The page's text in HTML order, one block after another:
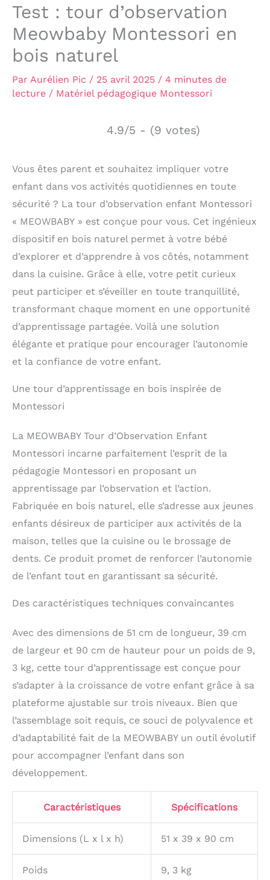
Test : tour d’observation
Meowbaby Montessori en
bois naturel
Par Aurélien Pic / 25 avril 2025 / 4 minutes de
lecture / Matériel pédagogique Montessori
4.9/5 - (9 votes)
Vous êtes parent et souhaitez impliquer votre
enfant dans vos activités quotidiennes en toute
sécurité ? La tour d’observation enfant Montessori
« MEOWBABY » est conçue pour vous. Cet ingénieux
dispositif en bois naturel permet à votre bébé
d’explorer et d’apprendre à vos côtés, notamment
dans la cuisine. Grâce à elle, votre petit curieux
peut participer et s’éveiller en toute tranquillité,
transformant chaque moment en une opportunité
d’apprentissage partagée. Voilà une solution
élégante et pratique pour encourager l’autonomie
et la confiance de votre enfant.
Une tour d’apprentissage en bois inspirée de
Montessori
La MEOWBABY Tour d’Observation Enfant
Montessori incarne parfaitement l’esprit de la
pédagogie Montessori en proposant un
apprentissage par l’observation et l’action.
Fabriquée en bois naturel, elle s’adresse aux jeunes
enfants désireux de participer aux activités de la
maison, telles que la cuisine ou le brossage de
dents. Ce produit promet de renforcer l’autonomie
de l’enfant tout en garantissant sa sécurité.
Des caractéristiques techniques convaincantes
Avec des dimensions de 51 cm de longueur, 39 cm
de largeur et 90 cm de hauteur pour un poids de 9,
3 kg, cette tour d’apprentissage est conçue pour
s’adapter à la croissance de votre enfant grâce à sa
plateforme ajustable sur trois niveaux. Bien que
l’assemblage soit requis, ce souci de polyvalence et
d’adaptabilité fait de la MEOWBABY un outil évolutif
pour accompagner l’enfant dans son
développement.
Caractéristiques Spécifications
Dimensions (L x l x h) 51 x 39 x 90 cm
Poids 9, 3 kg